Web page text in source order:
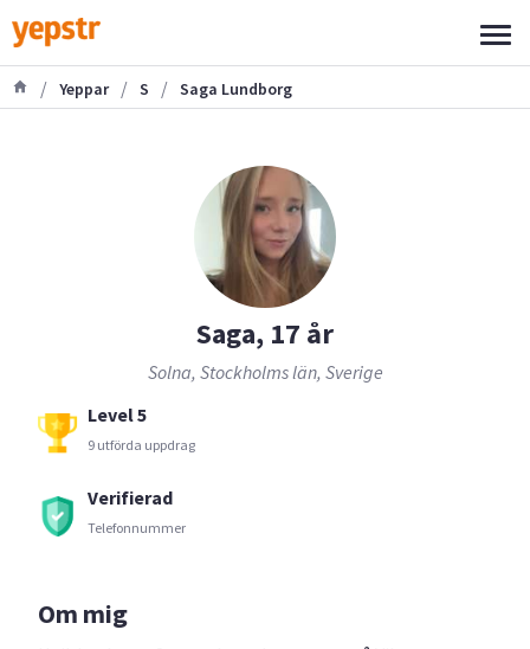
/ Yeppar / S / Saga Lundborg
Saga, 17 år
Solna, Stockholms län, Sverige
Level 5
9 utförda uppdrag
Verifierad
Telefonnummer
Om mig